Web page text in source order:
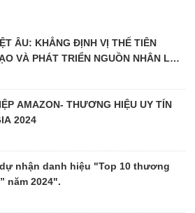
ÂU: KHẲNG ĐỊNH VỊ THẾ TIÊN
VÀ PHÁT TRIỂN NGUỒN NHÂN LỰC
HIỆU UY TÍN
2024
nhận danh hiệu "Top 10 thương
năm 2024".